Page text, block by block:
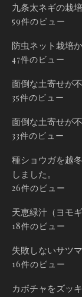
九条太ネギの栽
59件のビュー
防虫ネット栽培
47件のビュー
面倒な土寄せが
35件のビュー
面倒な土寄せが
33件のビュー
種ショウガを越
しました。
26件のビュー
天恵緑汁（ヨモ
18件のビュー
失敗しないサツ
16件のビュー
カボチャをズッ